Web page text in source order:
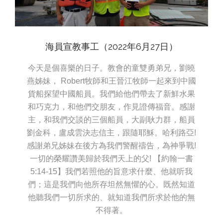
海員宣教事工（2022年6月27日）
今天是個喜樂的日子。教會的童雙勇弟兄，劉曉
燕姊妹， Robert牧師和王晉江牧師一起來到中國
貨船探望中國船員。我們給他們帶去了新鮮水果
和巧克力，和他們交朋友，作見證傳福音。感謝
主，和我們交談的三個船員，大副耿力群，船員
劉金科，盧成雲決志信主，跟隨耶穌。哈利路亞!
感謝弟兄姊妹在後方為我們警醒禱告，為神爭戰!
一切的榮耀讚美歸於我們天上的父! 【約翰一書
5:14-15】我們若照他的旨意求什麼、他就听我
們；這是我們向他所存坦然無懼的心。既然知道
他聽我們一切所求的、就知道我們所求於他的無
不得著。